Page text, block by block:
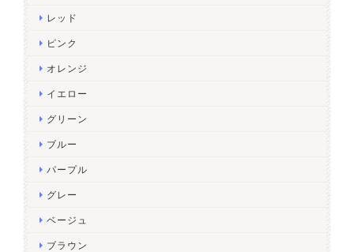
レッド
ピンク
オレンジ
イエロー
グリーン
ブルー
パープル
グレー
ベージュ
ブラウン